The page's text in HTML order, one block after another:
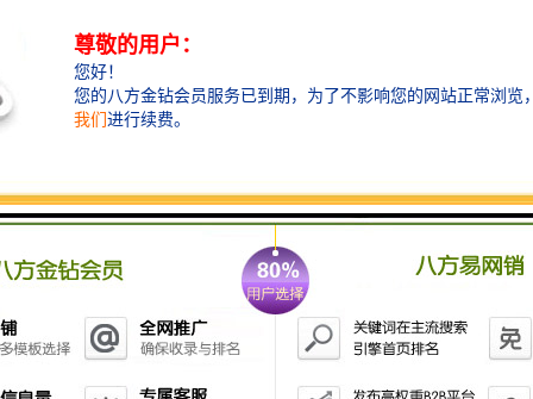
工程围挡在实际的制作过程当中，不一定是一帆风顺
的，有的时候有树木的遮挡，有的时候有街角转弯的限
应，那就要因地制宜，制作出适合自己项目的围挡。